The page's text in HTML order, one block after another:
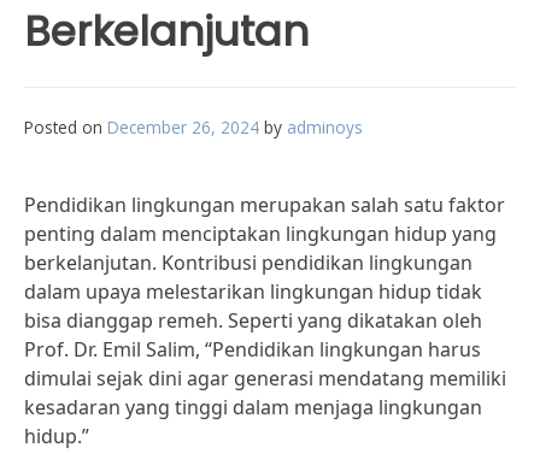
Berkelanjutan
Posted on December 26, 2024 by adminoys
Pendidikan lingkungan merupakan salah satu faktor
penting dalam menciptakan lingkungan hidup yang
berkelanjutan. Kontribusi pendidikan lingkungan
dalam upaya melestarikan lingkungan hidup tidak
bisa dianggap remeh. Seperti yang dikatakan oleh
Prof. Dr. Emil Salim, “Pendidikan lingkungan harus
dimulai sejak dini agar generasi mendatang memiliki
kesadaran yang tinggi dalam menjaga lingkungan
hidup.”